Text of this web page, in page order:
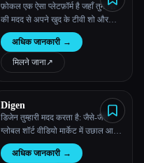
फ़ोकल एक ऐसा प्लेटफ़ॉर्म है जहाँ तुम AI
की मदद से अपने खुद के टीवी शो और
फ़िल्में बना सकते हो।
अधिक जानकारी →
मिलने जाना↗︎
Digen
डिजेन तुम्हारी मदद करता है: जैसे-जैसे
ग्लोबल शॉर्ट वीडियो मार्केट में उछाल आता
है, ज़्यादा लोग अपने सोशल मीडिया वीडियो
में शामिल होने की इच्छा रखते हैं, फिर भी
अधिक जानकारी →